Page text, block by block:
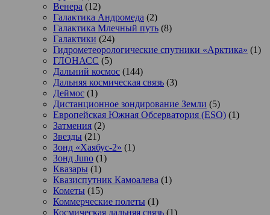
Венера (12)
Галактика Андромеда (2)
Галактика Млечный путь (8)
Галактики (24)
Гидрометеорологические спутники «Арктика» (1)
ГЛОНАСС (5)
Дальний космос (144)
Дальняя космическая связь (3)
Деймос (1)
Дистанционное зондирование Земли (5)
Европейская Южная Обсерватория (ESO) (1)
Затмения (2)
Звезды (21)
Зонд «Хаябус-2» (1)
Зонд Juno (1)
Квазары (1)
Квазиспутник Камоалева (1)
Кометы (15)
Коммерческие полеты (1)
Космическая дальняя связь (1)